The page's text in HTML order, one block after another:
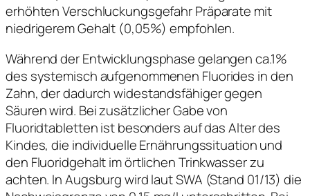
erhöhten Verschluckungsgefahr Präparate mit
niedrigerem Gehalt (0,05%) empfohlen.
Während der Entwicklungsphase gelangen ca.1%
des systemisch aufgenommenen Fluorides in den
Zahn, der dadurch widestandsfähiger gegen
Säuren wird. Bei zusätzlicher Gabe von
Fluoridtabletten ist besonders auf das Alter des
Kindes, die individuelle Ernährungssituation und
den Fluoridgehalt im örtlichen Trinkwasser zu
achten. In Augsburg wird laut SWA (Stand 01/13) die